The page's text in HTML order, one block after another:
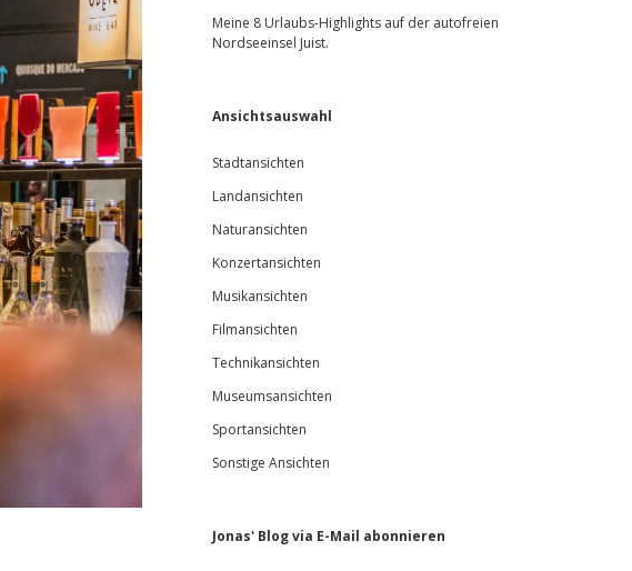
Meine 8 Urlaubs-Highlights auf der autofreien
Nordseeinsel Juist.
Ansichtsauswahl
Stadtansichten
Landansichten
Naturansichten
Konzertansichten
Musikansichten
Filmansichten
Technikansichten
Museumsansichten
Sportansichten
Sonstige Ansichten
Jonas' Blog via E-Mail abonnieren